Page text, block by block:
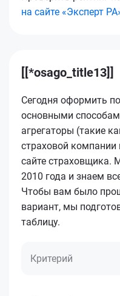
на сайте «Эксперт
[[*osago_title13]]
Сегодня оформить
основными
агрегаторы (такие
страховой компании
сайте страховщика.
2010 года и знаем
Чтобы вам было
вариант, мы
таблицу.
Критерий